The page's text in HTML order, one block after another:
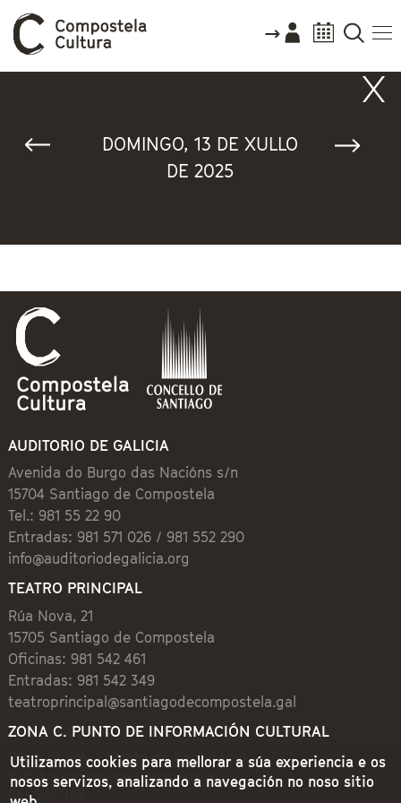
DOMINGO, 13 DE XULLO
DE 2025
AUDITORIO DE GALICIA
Avenida do Burgo das Nacións s/n
15704 Santiago de Compostela
Tel.: 981 55 22 90
Entradas: 981 571 026 / 981 552 290
info@auditoriodegalicia.org
TEATRO PRINCIPAL
Rúa Nova, 21
15705 Santiago de Compostela
Oficinas: 981 542 461
Entradas: 981 542 349
teatroprincipal@santiagodecompostela.gal
ZONA C. PUNTO DE INFORMACIÓN CULTURAL
Preguntoiro, 1 (Praza de Cervantes)
15704 Santiago de Compostela
981 542 462
Utilizamos cookies para mellorar a súa experiencia e os
nosos servizos, analizando a navegación no noso sitio